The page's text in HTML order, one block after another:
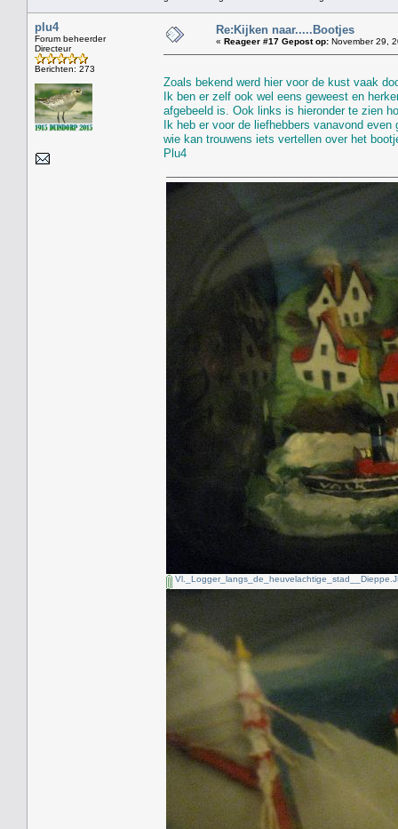
plu4
Forum beheerder
Directeur
Berichten: 273
Re:Kijken naar.....Bootjes
« Reageer #17 Gepost op: November 29,
Zoals bekend werd hier voor de kust vaak
Ik ben er zelf ook wel eens geweest en
afgebeeld is. Ook links is hieronder te zien
Ik heb er voor de liefhebbers vanavond
wie kan trouwens iets vertellen over het
Plu4